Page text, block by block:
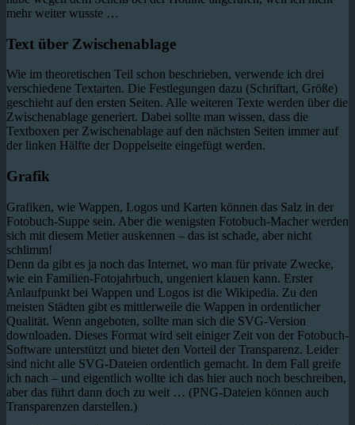
mehr weiter wusste …
Text über Zwischenablage
Wie im theoretischen Teil schon beschrieben, verwende ich drei
verschiedene Textarten. Die Festlegungen dazu (Schriftart, Größe)
geschieht auf den ersten Seiten. Alle weiteren Texte werden über die
Zwischenablage generiert. Dabei sollte man wissen, dass die
Textboxen per Zwischenablage auf den nächsten Seiten immer auf
der linken Hälfte der Doppelseite eingefügt werden.
Grafik
Grafiken, wie Wappen, Logos und Karten können das Salz in der
Fotobuch-Suppe sein. Aber die wenigsten Fotobuch-Macher werden
sich mit diesem Metier auskennen – das ist schade, aber nicht
schlimm!
Denn da gibt es ja noch das Internet, wo man für private Zwecke,
wie ein Familien-Fotojahrbuch, ungeniert klauen kann. Erster
Anlaufpunkt bei Wappen und Logos ist die Wikipedia. Zu den
meisten Städten gibt es mittlerweile die Wappen in ordentlicher
Qualität. Wenn angeboten, sollte man sich die SVG-Version
downloaden. Dieses Format wird seit einiger Zeit von der Fotobuch-
Software unterstützt und bietet den Vorteil der Transparenz. Leider
sind nicht alle SVG-Dateien ordentlich gemacht. In dem Fall greife
ich nach – und eigentlich wollte ich das hier auch noch beschreiben,
aber das führt dann doch zu weit … (PNG-Dateien können auch
Transparenzen darstellen.)